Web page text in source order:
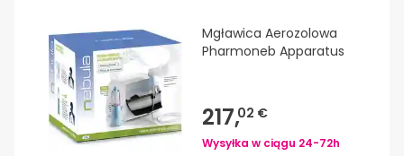
Mgławica Aerozolowa
Pharmoneb Apparatus
217,02 €
Wysyłka w ciągu 24-72h